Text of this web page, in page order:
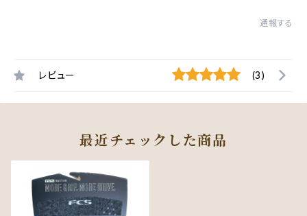
通報する
レビュー (3)
最近チェックした商品